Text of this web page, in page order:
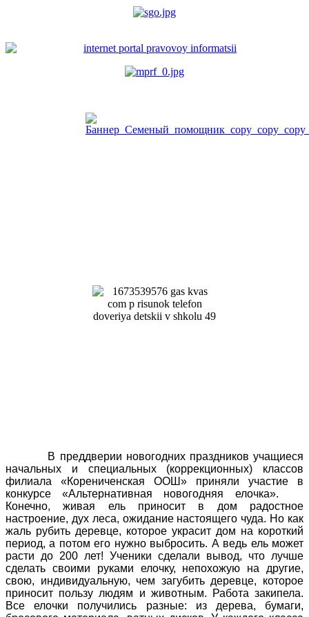
В преддверии новогодних праздников учащиеся
начальных и специальных (коррекционных) классов
филиала «Корениченская ООШ» приняли участие в
конкурсе «Альтернативная новогодняя елочка».
Конечно, живая ель приносит в дом радостное
настроение, дух леса, ожидание настоящего чуда. Но как
жаль рубить деревце, которое украсит дом на короткий
период, а потом его нужно выбросить. А ведь ель может
расти до 200 лет! Ученики сделали вывод, что лучше
сделать своими руками елочку, непохожую на другие,
свою, индивидуальную, чем загубить деревце, которое
приносит пользу людям и животным. Работа закипела.
Все елочки получились разные: из дерева, бумаги,